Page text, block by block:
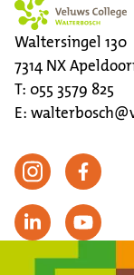
Waltersingel 130
7314 NX
T: 055 3579 825
E: